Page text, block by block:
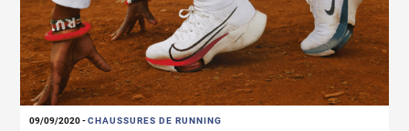
09/09/2020-CHAUSSURES DE RUNNING